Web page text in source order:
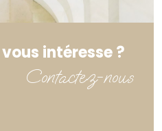
intéresse ?
Contactez-nous